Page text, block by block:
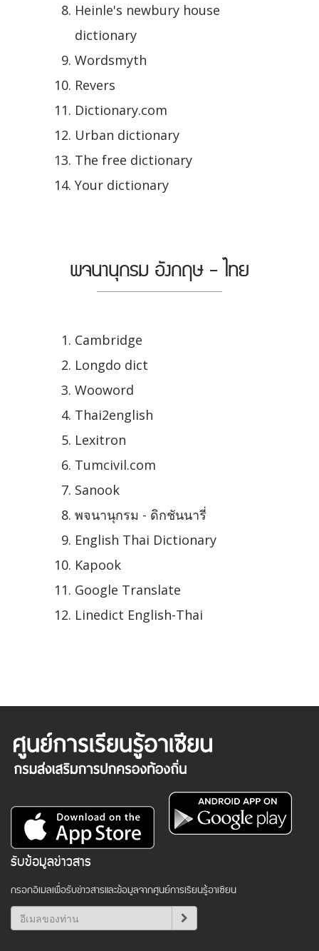
Heinle's newbury house
dictionary
Wordsmyth
Revers
Dictionary.com
Urban dictionary
The free dictionary
Your dictionary
พจนานุกรม อังกฤษ - ไทย
Cambridge
Longdo dict
Wooword
Thai2english
Lexitron
Tumcivil.com
Sanook
พจนานุกรม - ดิกชันนารี่
English Thai Dictionary
Kapook
Google Translate
Linedict English-Thai
รับข้อมูลข่าวสาร
กรอกอีเมลเพื่อรับข่าวสารและข้อมูลจากศูนย์การเรียนรู้อาเซียน